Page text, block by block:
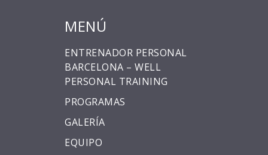
MENÚ
ENTRENADOR PERSONAL
BARCELONA – WELL
PERSONAL TRAINING
PROGRAMAS
GALERÍA
EQUIPO